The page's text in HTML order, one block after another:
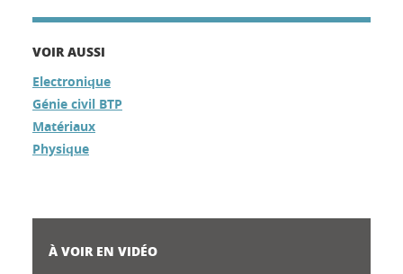
VOIR AUSSI
Electronique
Génie civil BTP
Matériaux
Physique
À VOIR EN VIDÉO